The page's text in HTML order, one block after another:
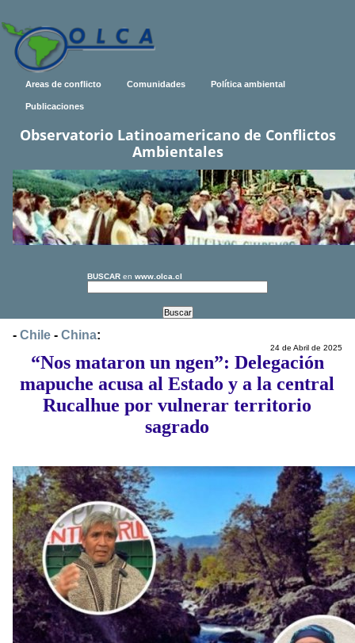
Areas de conflicto Comunidades Política ambiental
Publicaciones
Observatorio Latinoamericano de Conflictos
Ambientales
BUSCAR en www.olca.cl
- Chile - China:
24 de Abril de 2025
“Nos mataron un ngen”: Delegación
mapuche acusa al Estado y a la central
Rucalhue por vulnerar territorio
sagrado